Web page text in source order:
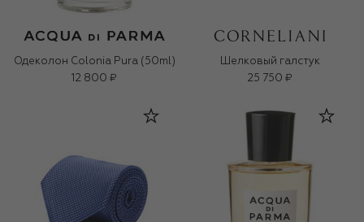
Одеколон Colonia Pura (50ml)
12 800 ₽
Шелковый галстук
25 750 ₽